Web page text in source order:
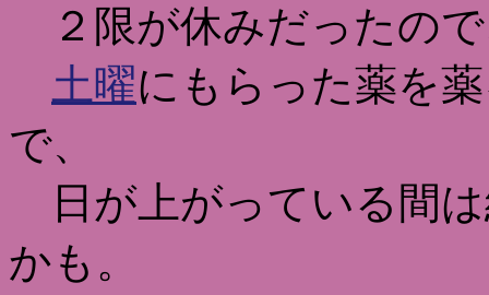
２限が休みだったの
土曜にもらった薬を
で、
日が上がっている間
かも。